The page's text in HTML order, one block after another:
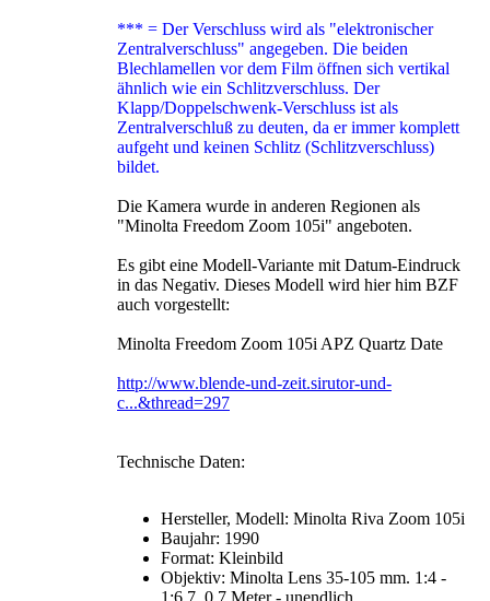
*** = Der Verschluss wird als "elektronischer
Zentralverschluss" angegeben. Die beiden
Blechlamellen vor dem Film öffnen sich vertikal
ähnlich wie ein Schlitzverschluss. Der
Klapp/Doppelschwenk-Verschluss ist als
Zentralverschluß zu deuten, da er immer komplett
aufgeht und keinen Schlitz (Schlitzverschluss)
bildet.
Die Kamera wurde in anderen Regionen als
"Minolta Freedom Zoom 105i" angeboten.
Es gibt eine Modell-Variante mit Datum-Eindruck
in das Negativ. Dieses Modell wird hier him BZF
auch vorgestellt:
Minolta Freedom Zoom 105i APZ Quartz Date
http://www.blende-und-zeit.sirutor-und-
c...&thread=297
Technische Daten:
Hersteller, Modell: Minolta Riva Zoom 105i
Baujahr: 1990
Format: Kleinbild
Objektiv: Minolta Lens 35-105 mm. 1:4 -
1:6,7. 0,7 Meter - unendlich